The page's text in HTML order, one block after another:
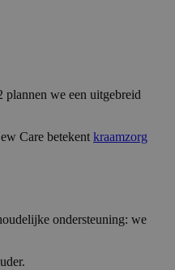
plannen we een uitgebreid
Care betekent kraamzorg
ondersteuning: we